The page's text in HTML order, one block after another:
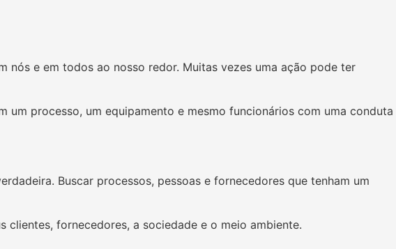
e em todos ao nosso redor. Muitas vezes uma ação pode ter
processo, um equipamento e mesmo funcionários com uma conduta
Buscar processos, pessoas e fornecedores que tenham um
fornecedores, a sociedade e o meio ambiente.